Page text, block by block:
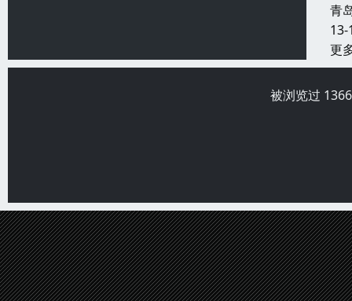
青
13-
更
被浏览过